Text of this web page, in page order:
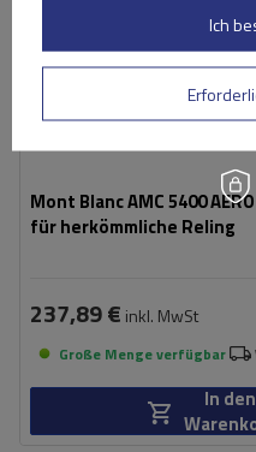
Mont Blanc AMC 5400
für herkömmliche Reling
237,89 € inkl. MwSt
Große Menge verfügbar
In den
Ich